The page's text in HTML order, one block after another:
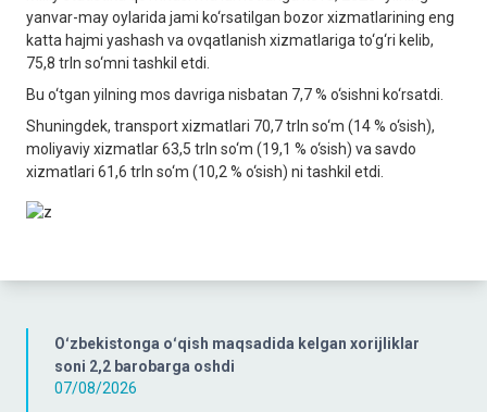
Oʻzbekistonga oʻqish maqsadida kelgan xorijliklar
soni 2,2 barobarga oshdi
07/08/2026
yanvar-may oylarida jami ko‘rsatilgan bozor xizmatlarining eng
katta hajmi yashash va ovqatlanish xizmatlariga to‘g‘ri kelib,
75,8 trln so‘mni tashkil etdi.
Bu o‘tgan yilning mos davriga nisbatan 7,7 % o‘sishni ko‘rsatdi.
Shuningdek, transport xizmatlari 70,7 trln so‘m (14 % o‘sish),
moliyaviy xizmatlar 63,5 trln so‘m (19,1 % o‘sish) va savdo
xizmatlari 61,6 trln so‘m (10,2 % o‘sish) ni tashkil etdi.